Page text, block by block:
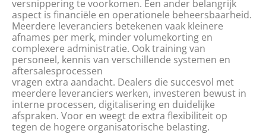
versnippering te voorkomen. Een ander belangrijk
aspect is financiële en operationele beheersbaarheid.
Meerdere leveranciers betekenen vaak kleinere
afnames per merk, minder volumekorting en
complexere administratie. Ook training van
personeel, kennis van verschillende systemen en
aftersalesprocessen
vragen extra aandacht. Dealers die succesvol met
meerdere leveranciers werken, investeren bewust in
interne processen, digitalisering en duidelijke
afspraken. Voor en weegt de extra flexibiliteit op
tegen de hogere organisatorische belasting.